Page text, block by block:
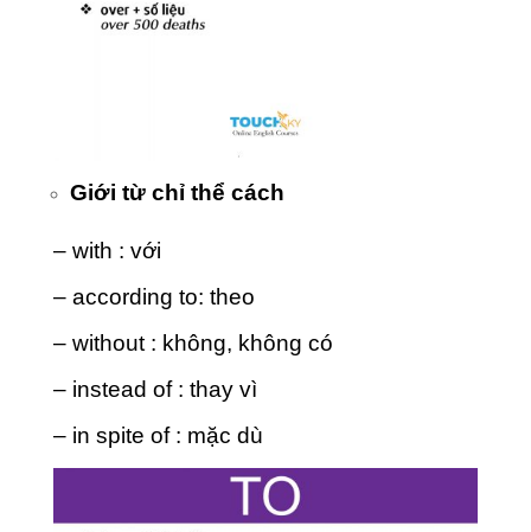
Giới từ chỉ thể cách
– with : với
– according to: theo
– without : không, không có
– instead of : thay vì
– in spite of : mặc dù